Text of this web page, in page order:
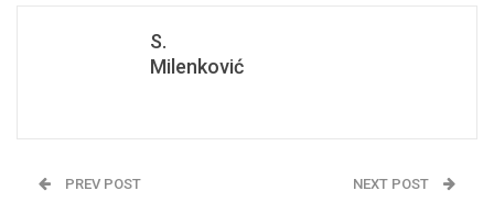
S.
Milenković
PREV POST NEXT POST